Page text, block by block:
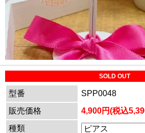
SOLD OUT
型番
SPP0048
販売価格
4,900円(税込
種類